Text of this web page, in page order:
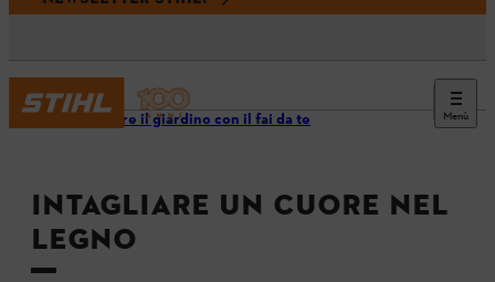
Menù
Decorare il giardino con il fai da te
INTAGLIARE UN CUORE NEL
LEGNO